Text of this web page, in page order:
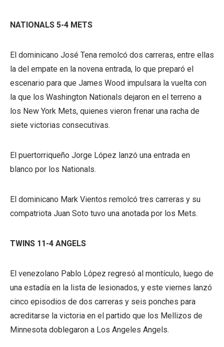
NATIONALS 5-4 METS
El dominicano José Tena remolcó dos carreras, entre ellas
la del empate en la novena entrada, lo que preparó el
escenario para que James Wood impulsara la vuelta con
la que los Washington Nationals dejaron en el terreno a
los New York Mets, quienes vieron frenar una racha de
siete victorias consecutivas.
El puertorriqueño Jorge López lanzó una entrada en
blanco por los Nationals.
El dominicano Mark Vientos remolcó tres carreras y su
compatriota Juan Soto tuvo una anotada por los Mets.
TWINS 11-4 ANGELS
El venezolano Pablo López regresó al montículo, luego de
una estadía en la lista de lesionados, y este viernes lanzó
cinco episodios de dos carreras y seis ponches para
acreditarse la victoria en el partido que los Mellizos de
Minnesota doblegaron a Los Angeles Angels.